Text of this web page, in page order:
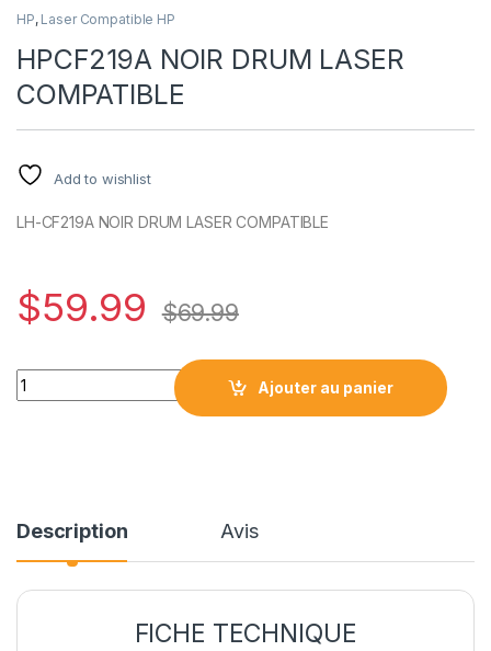
HP, Laser Compatible HP
HPCF219A NOIR DRUM LASER
COMPATIBLE
Add to wishlist
LH-CF219A NOIR DRUM LASER COMPATIBLE
$59.99 $69.99
HPCF219A NOIR DRUM LASER COMPATIBLE quantity
Ajouter au panier
Description Avis
FICHE TECHNIQUE